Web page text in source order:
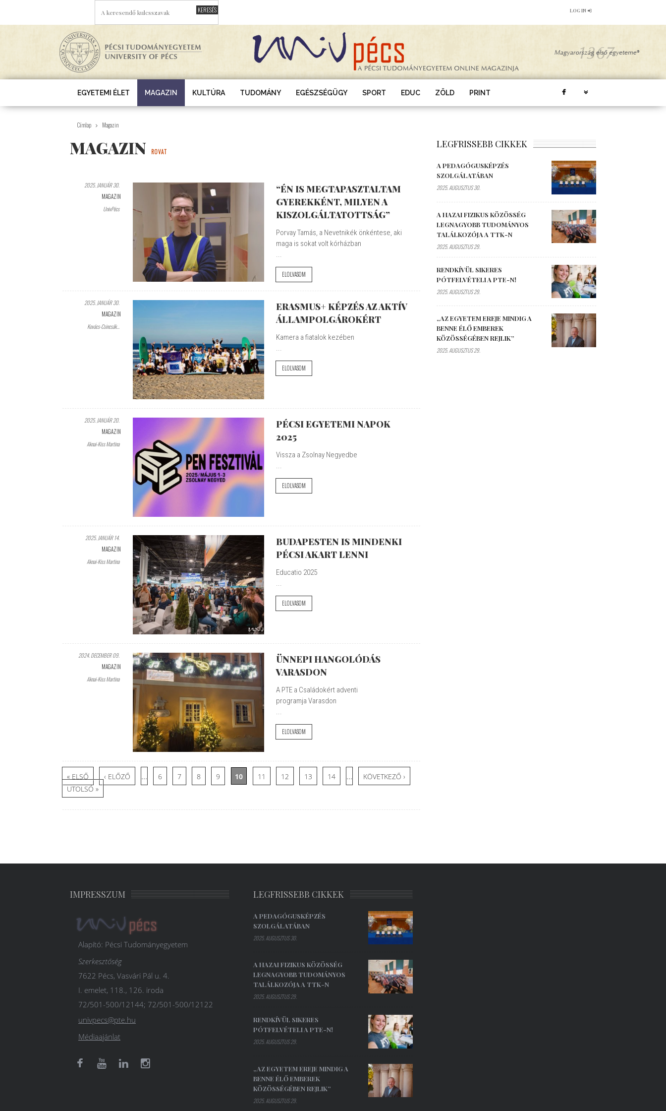
LOG IN
EGYETEMI ÉLET MAGAZIN KULTÚRA TUDOMÁNY EGÉSZSÉGÜGY SPORT EDUC ZÖLD PRINT
Címlap Magazin
MAGAZIN ROVAT
2025. JANUÁR 30.
MAGAZIN
UnivPécs
“ÉN IS MEGTAPASZTALTAM
GYEREKKÉNT, MILYEN A
KISZOLGÁLTATOTTSÁG”
Porvay Tamás, a Nevetnikék önkéntese, aki
maga is sokat volt kórházban
...
ELOLVASOM
2025. JANUÁR 30.
MAGAZIN
Kovács-Csincsák...
ERASMUS+ KÉPZÉS AZ AKTÍV
ÁLLAMPOLGÁROKÉRT
Kamera a fiatalok kezében
...
ELOLVASOM
2025. JANUÁR 20.
MAGAZIN
Aknai-Kiss Martina
PÉCSI EGYETEMI NAPOK
2025
Vissza a Zsolnay Negyedbe
...
ELOLVASOM
2025. JANUÁR 14.
MAGAZIN
Aknai-Kiss Martina
BUDAPESTEN IS MINDENKI
PÉCSI AKART LENNI
Educatio 2025
...
ELOLVASOM
2024. DECEMBER 09.
MAGAZIN
Aknai-Kiss Martina
ÜNNEPI HANGOLÓDÁS
VARASDON
A PTE a Családokért adventi
programja Varasdon
...
ELOLVASOM
Oldalak
« ELSŐ ‹ ELŐZŐ … 6 7 8 9 10 11 12 13 14 …
KÖVETKEZŐ ›
UTOLSÓ »
LEGFRISSEBB CIKKEK
A PEDAGÓGUSKÉPZÉS
SZOLGÁLATÁBAN
2025. AUGUSZTUS 30.
A HAZAI FIZIKUS KÖZÖSSÉG
LEGNAGYOBB TUDOMÁNYOS
TALÁLKOZÓJA A TTK-N
2025. AUGUSZTUS 29.
RENDKÍVÜL SIKERES
PÓTFELVÉTELI A PTE-N!
2025. AUGUSZTUS 29.
„AZ EGYETEM EREJE MINDIG A
BENNE ÉLŐ EMBEREK
KÖZÖSSÉGÉBEN REJLIK”
2025. AUGUSZTUS 29.
IMPRESSZUM
Alapító: Pécsi Tudományegyetem
Szerkesztőség
7622 Pécs, Vasvári Pál u. 4.
I. emelet, 118., 126. iroda
72/501-500/12144; 72/501-500/12122
univpecs@pte.hu
Médiaajánlat
LEGFRISSEBB CIKKEK
A PEDAGÓGUSKÉPZÉS
SZOLGÁLATÁBAN
2025. AUGUSZTUS 30.
A HAZAI FIZIKUS KÖZÖSSÉG
LEGNAGYOBB TUDOMÁNYOS
TALÁLKOZÓJA A TTK-N
2025. AUGUSZTUS 29.
RENDKÍVÜL SIKERES
PÓTFELVÉTELI A PTE-N!
2025. AUGUSZTUS 29.
„AZ EGYETEM EREJE MINDIG A
BENNE ÉLŐ EMBEREK
KÖZÖSSÉGÉBEN REJLIK”
2025. AUGUSZTUS 29.